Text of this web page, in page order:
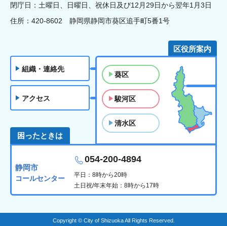
閉庁日：土曜日、日曜日、祝休日及び12月29日から翌年1月3日
住所：420-8602 静岡県静岡市葵区追手町5番1号
組織・連絡先
アクセス
区役所案内
葵区
駿河区
清水区
困ったときは
静岡市
コールセンター
054-200-4894
平日：8時から20時
土日祝/年末年始：8時から17時
Copyright © City of Shizuoka All Rights Reserved.